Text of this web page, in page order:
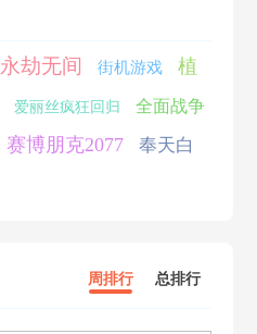
永劫无间 街机游戏
植
爱丽丝疯狂回归 全面战争
赛博朋克2077
奉天白
周排行 总排行